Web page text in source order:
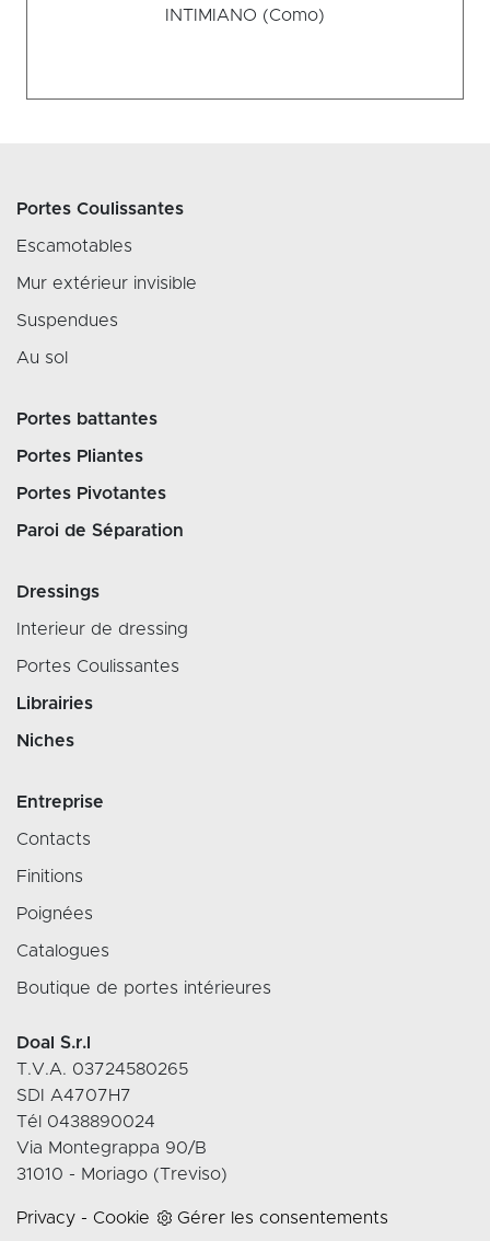
INTIMIANO (Como)
Portes Coulissantes
Escamotables
Mur extérieur invisible
Suspendues
Au sol
Portes battantes
Portes Pliantes
Portes Pivotantes
Paroi de Séparation
Dressings
Interieur de dressing
Portes Coulissantes
Librairies
Niches
Entreprise
Contacts
Finitions
Poignées
Catalogues
Boutique de portes intérieures
Doal S.r.l
T.V.A. 03724580265
SDI A4707H7
Tél 0438890024
Via Montegrappa 90/B
31010 - Moriago (Treviso)
Privacy - Cookie Gérer les consentements